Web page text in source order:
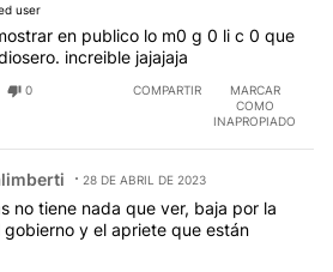
user
en publico lo m0 g 0 li c 0 que
increible jajajaja
0 COMPARTIR
MARCAR
COMO
INAPROPIADO
Maria Galimberti.
28 DE ABRIL DE 2023
no tiene nada que ver, baja por la
y el apriete que están